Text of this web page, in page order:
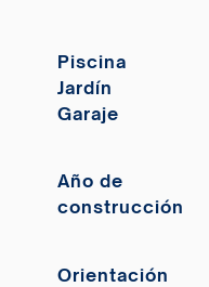
Piscina
Jardín
Garaje
Año de
construcción
Orientación